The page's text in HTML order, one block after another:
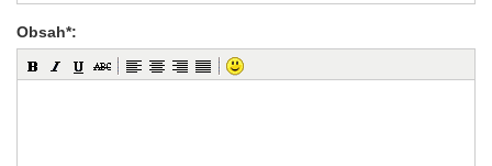
Obsah*: